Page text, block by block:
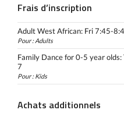
Frais d’inscription
Adult West African: Fri 7:45-
Pour : Adults
Family Dance for 0-5 year
7
Pour : Kids
Achats additionnels